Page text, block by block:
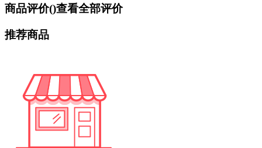
商品评价()查看全部评价
推荐商品